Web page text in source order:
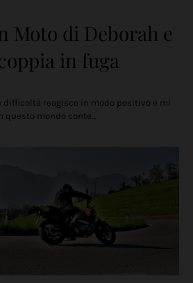
Moto di Deborah e
in fuga
reagisce in modo positivo e mi
questo mondo conte…